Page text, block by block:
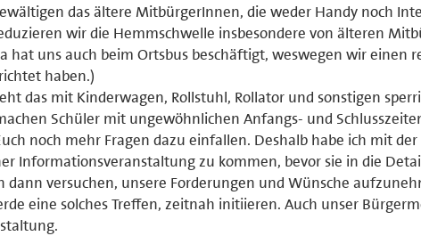
das ältere MitbürgerInnen, die weder Handy noch
wir die Hemmschwelle insbesondere von älteren
hat uns auch beim Ortsbus beschäftigt, weswegen wir einen
haben.)
das mit Kinderwagen, Rollstuhl, Rollator und sonstigen
Schüler mit ungewöhnlichen Anfangs- und
noch mehr Fragen dazu einfallen. Deshalb habe ich mit
Informationsveranstaltung zu kommen, bevor sie in die
dann versuchen, unsere Forderungen und Wünsche
eine solches Treffen, zeitnah initiieren. Auch unser